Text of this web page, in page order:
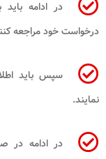
در ادامه
درخواست خود مراجعه
سپس باید
نمایند.
در ادامه در